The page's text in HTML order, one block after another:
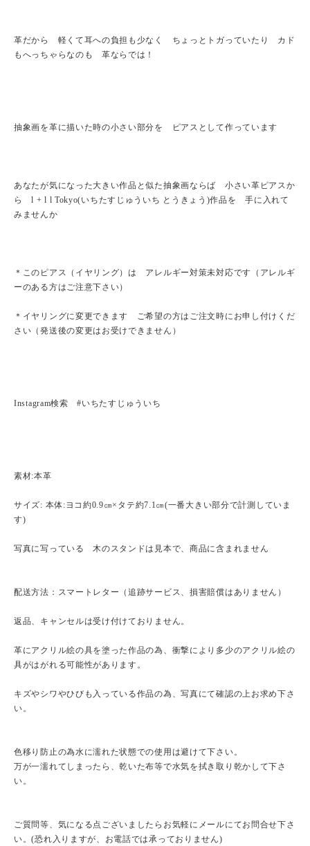
革だから 軽くて耳への負担も少なく ちょっとトガっていたり カド
もへっちゃらなのも 革ならでは！
抽象画を革に描いた時の小さい部分を ピアスとして作っています
あなたが気になった大きい作品と似た抽象画ならば 小さい革ピアスか
ら l + l l Tokyo(いちたすじゅういち とうきょう)作品を 手に入れて
みませんか
＊このピアス（イヤリング）は アレルギー対策未対応です（アレルギ
ーのある方はご注意下さい）
＊イヤリングに変更できます ご希望の方はご注文時にお申し付けくだ
さい（発送後の変更はお受けできません）
Instagram検索 #いちたすじゅういち
素材:本革
サイズ: 本体:ヨコ約0.9㎝×タテ約7.1㎝(一番大きい部分で計測していま
す)
写真に写っている 木のスタンドは見本で、商品に含まれません
配送方法：スマートレター（追跡サービス、損害賠償はありません）
返品、キャンセルは受け付けておりません。
革にアクリル絵の具を塗った作品の為、衝撃により多少のアクリル絵の
具がはがれる可能性があります。
キズやシワやひびも入っている作品の為、写真にて確認の上お求め下さ
い。
色移り防止の為水に濡れた状態での使用は避けて下さい。
万が一濡れてしまったら、乾いた布等で水気を拭き取り乾かして下さ
い。
ご質問等、気になる点ございましたらお気軽にメールにてお問合せ下さ
い。(恐れ入りますが、お電話では承っておりません)